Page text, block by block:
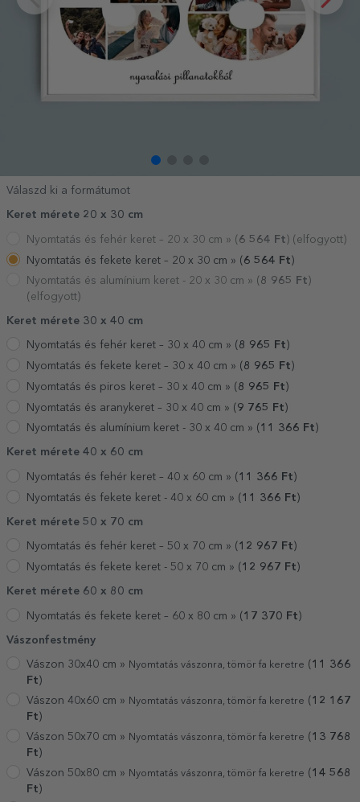
Válaszd ki a formátumot
Keret mérete 20 x 30 cm
Nyomtatás és fehér keret – 20 x 30 cm » ( 6 564 Ft ) (elfogyott)
Nyomtatás és fekete keret – 20 x 30 cm » (6 564 Ft)
Nyomtatás és alumínium keret - 20 x 30 cm » ( 8 965 Ft)
(elfogyott)
Keret mérete 30 x 40 cm
Nyomtatás és fehér keret – 30 x 40 cm » ( 8 965 Ft )
Nyomtatás és fekete keret – 30 x 40 cm » ( 8 965 Ft )
Nyomtatás és piros keret – 30 x 40 cm » (8 965 Ft)
Nyomtatás és aranykeret – 30 x 40 cm » (9 765 Ft)
Nyomtatás és alumínium keret - 30 x 40 cm » ( 11 366 Ft )
Keret mérete 40 x 60 cm
Nyomtatás és fehér keret – 40 x 60 cm » ( 11 366 Ft )
Nyomtatás és fekete keret - 40 x 60 cm » (11 366 Ft)
Keret mérete 50 x 70 cm
Nyomtatás és fehér keret – 50 x 70 cm » ( 12 967 Ft )
Nyomtatás és fekete keret - 50 x 70 cm » ( 12 967 Ft )
Keret mérete 60 x 80 cm
Nyomtatás és fekete keret – 60 x 80 cm » (17 370 Ft)
Vászonfestmény
Vászon 30x40 cm » Nyomtatás vászonra, tömör fa keretre (11 366
Ft)
Vászon 40x60 cm » Nyomtatás vászonra, tömör fa keretre (12 167
Ft)
Vászon 50x70 cm » Nyomtatás vászonra, tömör fa keretre (13 768
Ft)
Vászon 50x80 cm » Nyomtatás vászonra, tömör fa keretre (14 568
Ft)